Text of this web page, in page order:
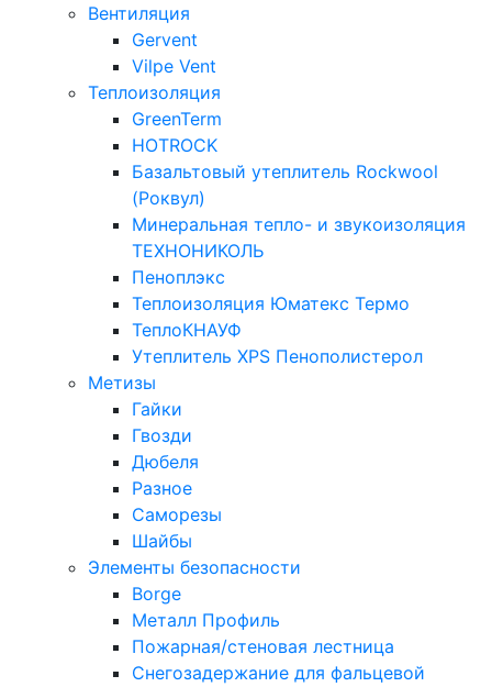
Вентиляция
Gervent
Vilpe Vent
Теплоизоляция
GreenTerm
HOTROCK
Базальтовый утеплитель Rockwool
(Роквул)
Минеральная тепло- и звукоизоляция
ТЕХНОНИКОЛЬ
Пеноплэкс
Теплоизоляция Юматекс Термо
ТеплоКНАУФ
Утеплитель XPS Пенополистерол
Метизы
Гайки
Гвозди
Дюбеля
Разное
Саморезы
Шайбы
Элементы безопасности
Borge
Металл Профиль
Пожарная/стеновая лестница
Снегозадержание для фальцевой